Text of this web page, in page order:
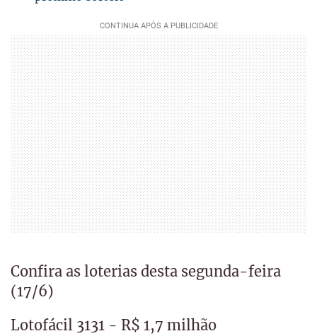
Confira as loterias desta segunda-feira
(17/6)
Lotofácil 3131 - R$ 1,7 milhão